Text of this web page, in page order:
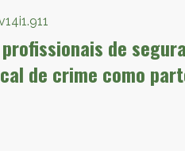
de
de crime como